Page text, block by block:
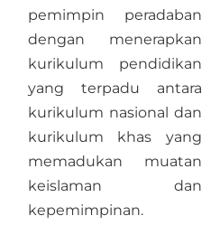
pemimpin peradaban
dengan menerapkan
kurikulum pendidikan
yang terpadu antara
kurikulum nasional dan
kurikulum khas yang
memadukan muatan
keislaman dan
kepemimpinan.